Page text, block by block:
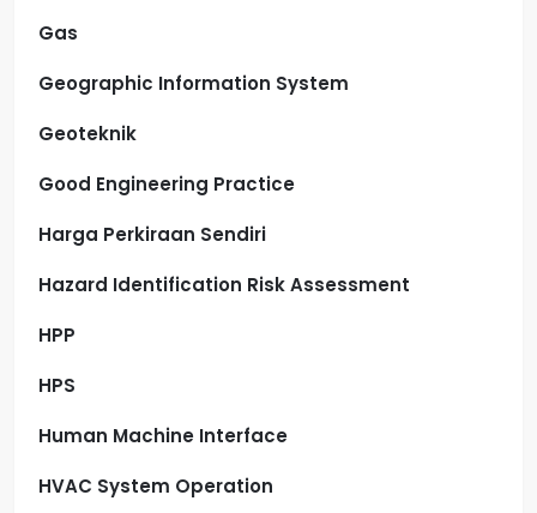
Gas
Geographic Information System
Geoteknik
Good Engineering Practice
Harga Perkiraan Sendiri
Hazard Identification Risk Assessment
HPP
HPS
Human Machine Interface
HVAC System Operation